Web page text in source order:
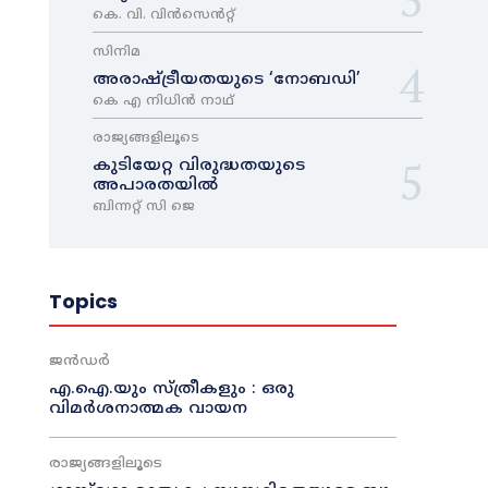
കെ. വി. വിൻസെൻറ്റ്
സിനിമ
അരാഷ്‌ട്രീയതയുടെ ‘നോബഡി’
കെ എ നിധിൻ നാഥ്‌
രാജ്യങ്ങളിലൂടെ
കുടിയേറ്റ വിരുദ്ധതയുടെ
അപാരതയിൽ
ബിന്നറ്റ് സി ജെ
Topics
ജൻഡർ
എ.ഐ.യും സ്ത്രീകളും : ഒരു
വിമർശനാത്മക വായന
രാജ്യങ്ങളിലൂടെ